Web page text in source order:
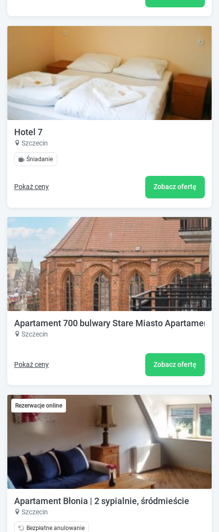
Hotel 7
Szczecin
Śniadanie
Pokaż ceny Zobacz ofertę
Apartament 700 bulwary Stare Miasto Apartamenty
Szczecin
Pokaż ceny Zobacz ofertę
Rezerwacje online
Apartament Błonia | 2 sypialnie, śródmieście
Szczecin
Bezpłatne anulowanie